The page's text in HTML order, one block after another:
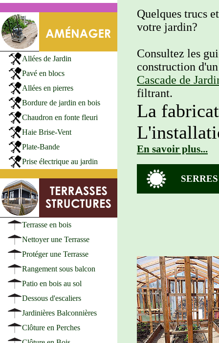
Allées de Jardin
Pavé en blocs
Allées en pierres
Bordure de jardin en bois
Chaudron en fonte fleuri
Haie Brise-Vent
Plate-Bande
Prise électrique au jardin
Terrasse en bois
Nettoyer une Terrasse
Protéger une Terrasse
Rangement sous balcon
Patio en bois au sol
Dessous d'escaliers
Jardinières Balconnières
Clôture en Perches
Quelques trucs
votre jardin?
Consultez les
construction
Cascade de
filtrant.
La
En savoir plus...